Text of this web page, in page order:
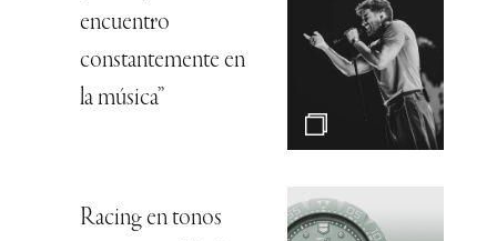
encuentro
constantemente en
la música”
Racing en tonos